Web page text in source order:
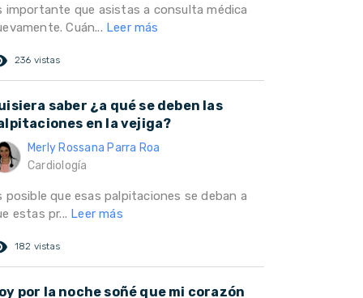
importante que asistas a consulta médica
Cuán... Leer más
236 vistas
saber ¿a qué se deben las
en la vejiga?
Merly Rossana Parra Roa
Cardiología
posible que esas palpitaciones se deban a
estas pr... Leer más
182 vistas
por la noche soñé que mi corazón